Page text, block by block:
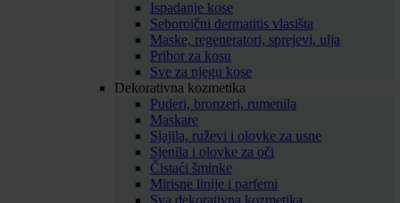
Ispadanje kose
Seboroični dermatitis vlasišta
Maske, regeneratori, sprejevi, ulja
Pribor za kosu
Sve za njegu kose
Dekorativna kozmetika
Puderi, bronzeri, rumenila
Maskare
Sjajila, ruževi i olovke za usne
Sjenila i olovke za oči
Čistaći šminke
Mirisne linije i parfemi
Sva dekorativna kozmetika